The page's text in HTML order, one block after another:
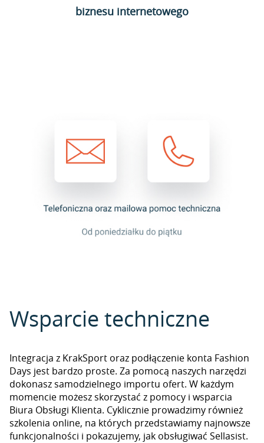
biznesu internetowego
Wsparcie techniczne
Integracja z KrakSport oraz podłączenie konta Fashion
Days jest bardzo proste. Za pomocą naszych narzędzi
dokonasz samodzielnego importu ofert. W każdym
momencie możesz skorzystać z pomocy i wsparcia
Biura Obsługi Klienta. Cyklicznie prowadzimy również
szkolenia online, na których przedstawiamy najnowsze
funkcjonalności i pokazujemy, jak obsługiwać Sellasist.